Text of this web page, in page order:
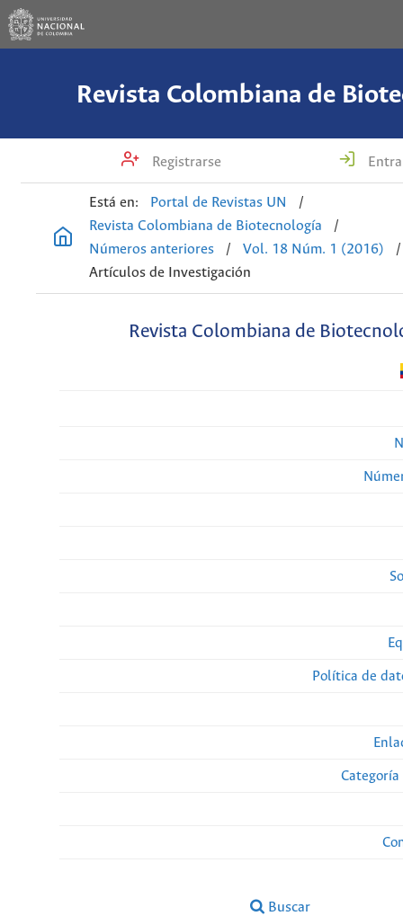
Revista Colombiana de
Registrarse
Está en: Portal de Revistas UN
/
Revista Colombiana de Biotecnología
/
Números anteriores
/ Vol. 18 Núm. 1 (2016)
/
Artículos de Investigación
Revista Colombiana de
Política de
Buscar